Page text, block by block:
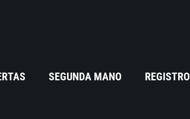
SEGUNDA MANO REGISTRO